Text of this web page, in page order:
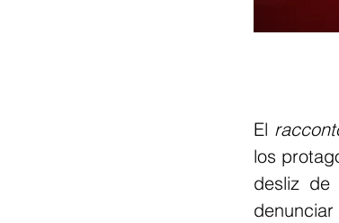
El
los
desliz de